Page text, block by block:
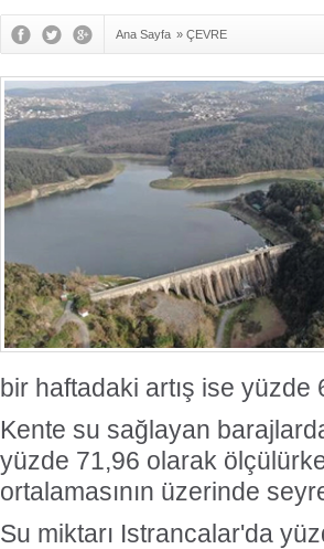
Ana Sayfa » ÇEVRE
bir haftadaki artış ise yüzde
Kente su sağlayan
yüzde 71,96 olarak
ortalamasının üzerinde
Su miktarı Istrancalar'da